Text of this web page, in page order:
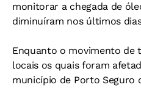
monitorar a chegada de
diminuíram nos últimos
Enquanto o movimento de
locais os quais foram
município de Porto Seguro